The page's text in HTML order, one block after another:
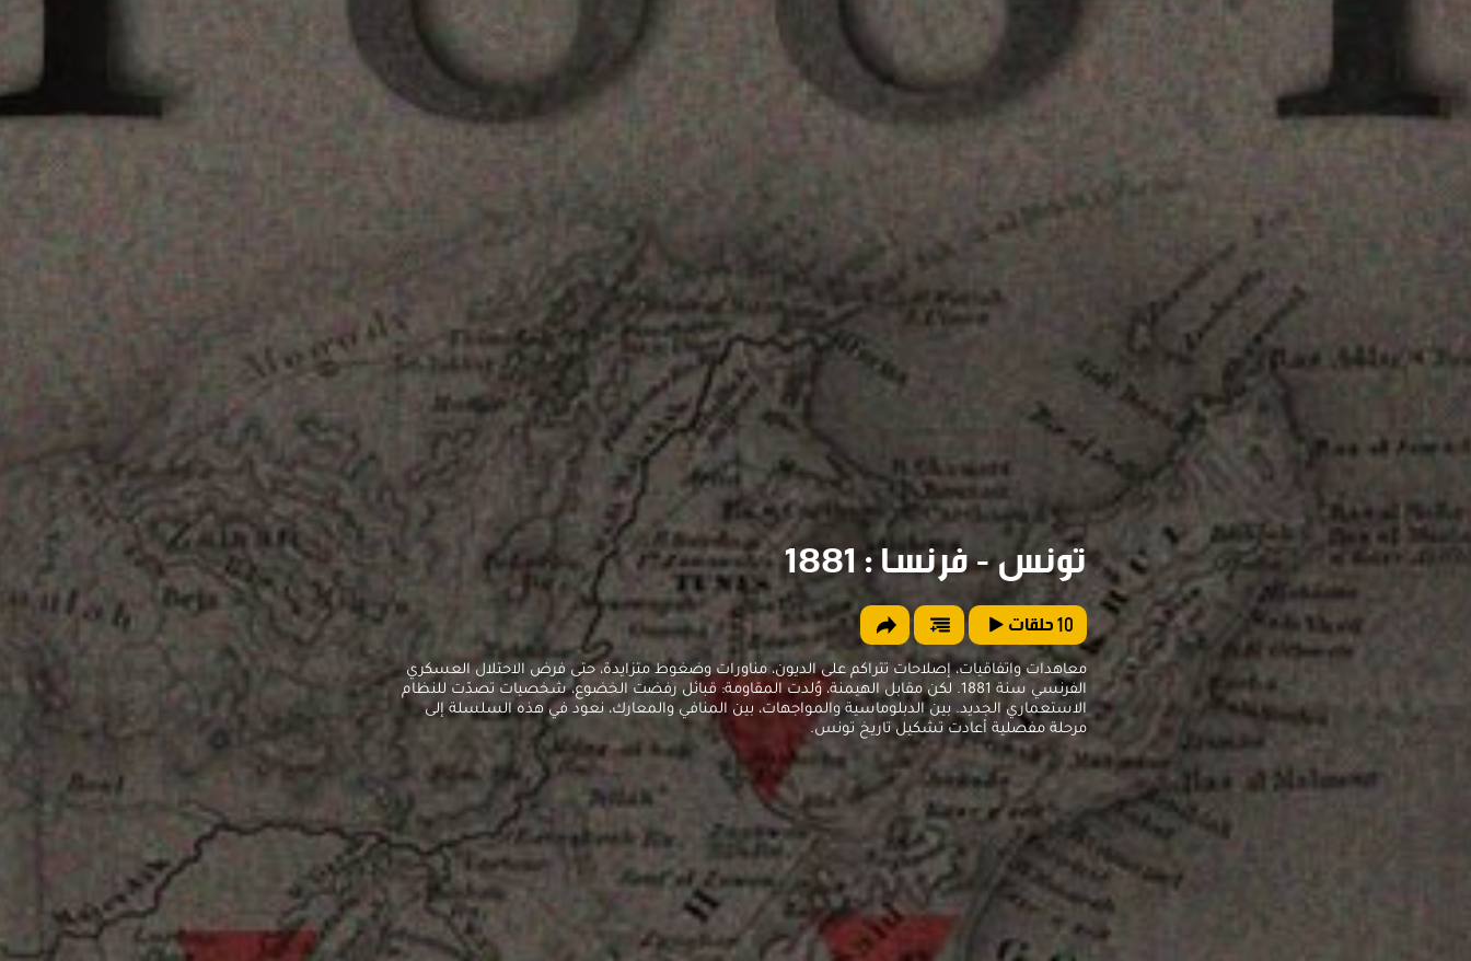
تونس - فرنسا : 1881
10حلقات
معاهدات واتفاقيات، إصلاحات تتراكم على الديون، مناورات وضغوط متزايدة، حتى فرض الاحتلال العسكري
الفرنسي سنة 1881. لكن مقابل الهيمنة، وُلدت المقاومة: قبائل رفضت الخضوع، شخصيات تصدّت للنظام
الاستعماري الجديد. بين الدبلوماسية والمواجهات، بين المنافي والمعارك، نعود في هذه السلسلة إلى
مرحلة مفصلية أعادت تشكيل تاريخ تونس.